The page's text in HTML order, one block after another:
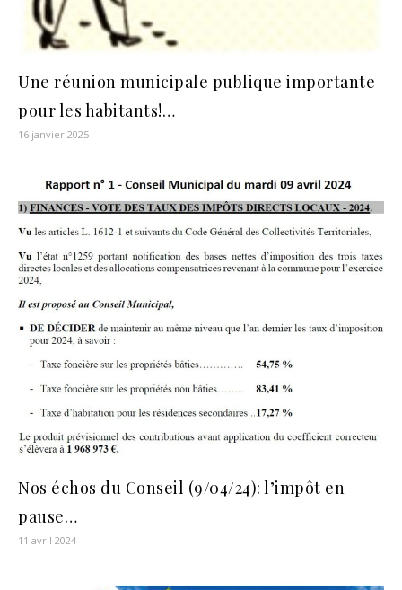
Une réunion municipale publique importante
pour les habitants!…
16 janvier 2025
Nos échos du Conseil (9/04/24): l’impôt en
pause…
11 avril 2024